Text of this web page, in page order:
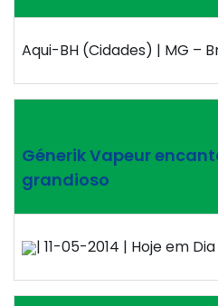
Aqui-BH (Cidades) | MG –
Génerik Vapeur
grandioso
| 11-05-2014 | Hoje em